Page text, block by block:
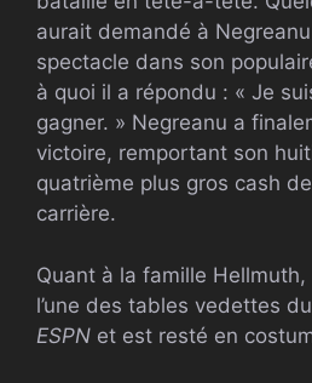
aurait demandé à Negreanu
spectacle dans son
à quoi il a répondu : « Je
gagner. » Negreanu a
victoire, remportant son
quatrième plus gros cash
carrière.
Quant à la famille Hellmuth,
l’une des tables vedettes
ESPN et est resté en